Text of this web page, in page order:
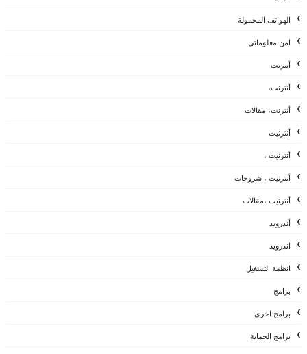
الهواتف المحمولة
امن معلوماتي
أنترنت
أنترنت،
أنترنت، مقالات
أنترنيت
أنترنيت ،
أنترنيت ، شروحات
أنترنيت ،مقالات
أندرويد
اندرويد
انظمة التشغيل
برامج
برامج اخرى
برامج الحماية